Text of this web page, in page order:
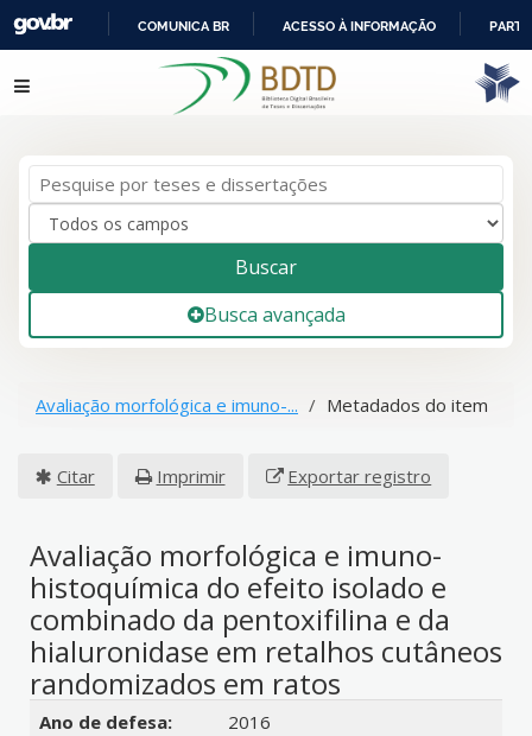
IR
PARA
COMUNICA BR ACESSO À INFORMAÇÃO
Pular para o conteúdo
Buscar
Busca avançada
Avaliação morfológica e imuno-... Metadados do item
Citar Imprimir Exportar registro
Avaliação morfológica e imuno-
histoquímica do efeito isolado e
combinado da pentoxifilina e da
hialuronidase em retalhos cutâneos
randomizados em ratos
Detalhes bibliográficos
Ano de defesa:
2016